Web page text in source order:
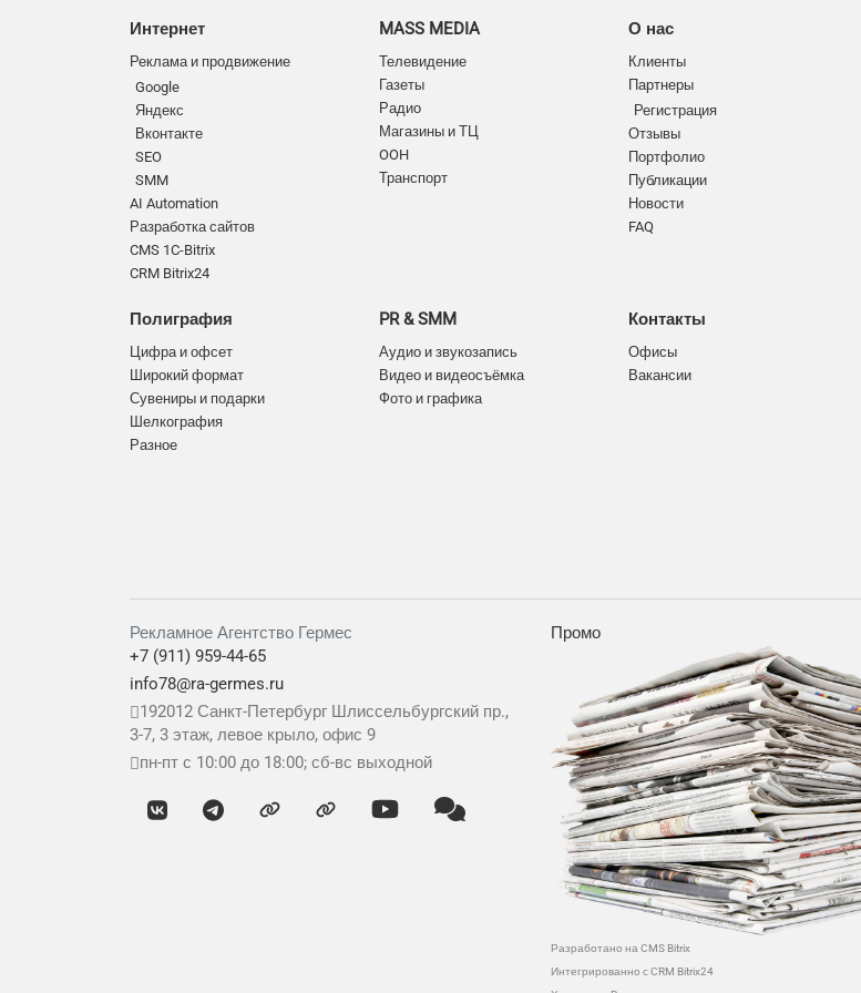
Интернет
Реклама и продвижение
Google
Яндекс
Вконтакте
SEO
SMM
AI Automation
Разработка сайтов
CMS 1C-Bitrix
CRM Bitrix24
Полиграфия
Цифра и офсет
Широкий формат
Сувениры и подарки
Шелкография
Разное
MASS MEDIA
Телевидение
Газеты
Радио
Магазины и ТЦ
OOH
Транспорт
PR & SMM
Аудио и звукозапись
Видео и видеосъёмка
Фото и графика
О нас
Клиенты
Партнеры
Регистрация
Отзывы
Портфолио
Публикации
Новости
FAQ
Контакты
Офисы
Вакансии
Рекламное Агентство Гермес
+7 (911) 959-44-65
info78@ra-germes.ru
192012 Санкт-Петербург Шлиссельбургский пр.,
3-7, 3 этаж, левое крыло, офис 9
пн-пт с 10:00 до 18:00; сб-вс выходной
Промо
Разработано на CMS Bitrix
Интегрированно с CRM Bitrix24